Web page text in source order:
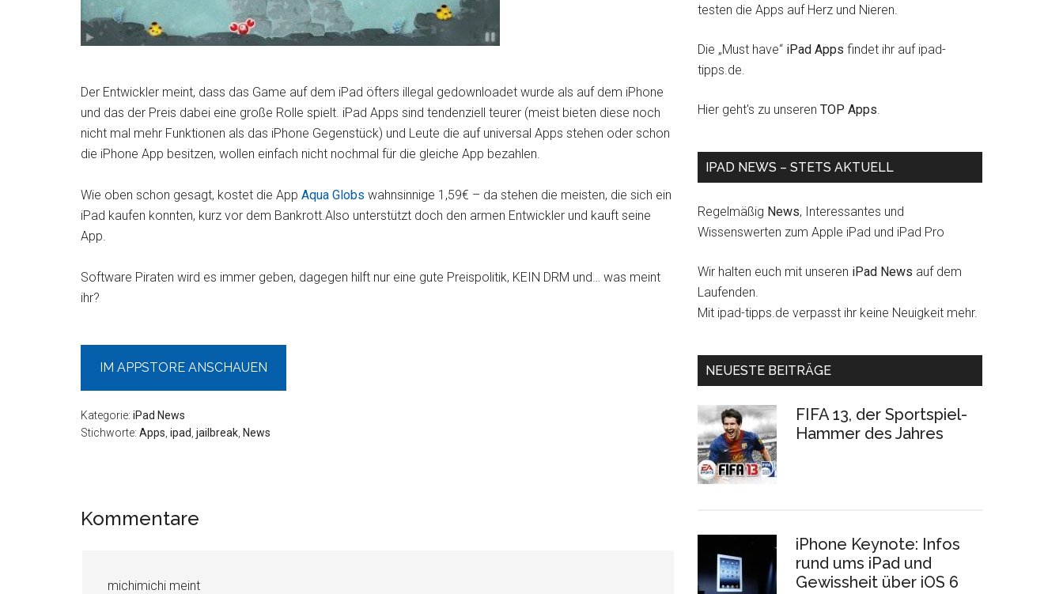
Der Entwickler meint, dass das Game auf dem iPad öfters illegal gedownloadet wurde als auf dem iPhone
und das der Preis dabei eine große Rolle spielt. iPad Apps sind tendenziell teurer (meist bieten diese noch
nicht mal mehr Funktionen als das iPhone Gegenstück) und Leute die auf universal Apps stehen oder schon
die iPhone App besitzen, wollen einfach nicht nochmal für die gleiche App bezahlen.
Wie oben schon gesagt, kostet die App Aqua Globs wahnsinnige 1,59€ – da stehen die meisten, die sich ein
iPad kaufen konnten, kurz vor dem Bankrott.Also unterstützt doch den armen Entwickler und kauft seine
App.
Software Piraten wird es immer geben, dagegen hilft nur eine gute Preispolitik, KEIN DRM und… was meint
ihr?
IM APPSTORE ANSCHAUEN
Kategorie: iPad News
Stichworte: Apps ipad jailbreak News
Leser-
Kommentare
michimichi meint
testen die Apps auf Herz und Nieren.
Die „Must have“ iPad Apps findet ihr auf ipad-
tipps.de.
Hier geht's zu unseren TOP Apps.
IPAD NEWS – STETS AKTUELL
Regelmäßig News, Interessantes und
Wissenswerten zum Apple iPad und iPad Pro
Wir halten euch mit unseren iPad News auf dem
Laufenden.
Mit ipad-tipps.de verpasst ihr keine Neuigkeit mehr.
NEUESTE BEITRÄGE
FIFA 13, der Sportspiel-
Hammer des Jahres
iPhone Keynote: Infos
rund ums iPad und
Gewissheit über iOS 6